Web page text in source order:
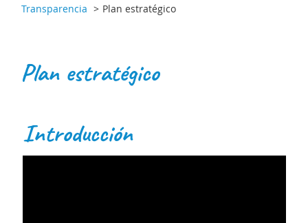
Transparencia
Plan estratégico
Plan estratégico
Introducción